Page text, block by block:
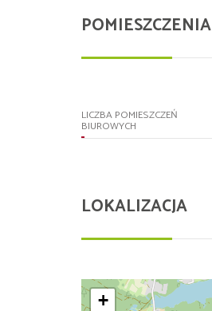
POMIESZCZENIA
LICZBA POMIESZCZEŃ
BIUROWYCH
LOKALIZACJA
+